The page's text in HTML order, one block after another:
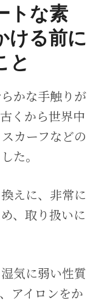
トな素
ける前に
と
かな手触りが
くから世界中
カーフなどの
た。
えに、非常に
、取り扱いに
気に弱い性質
アイロンをか